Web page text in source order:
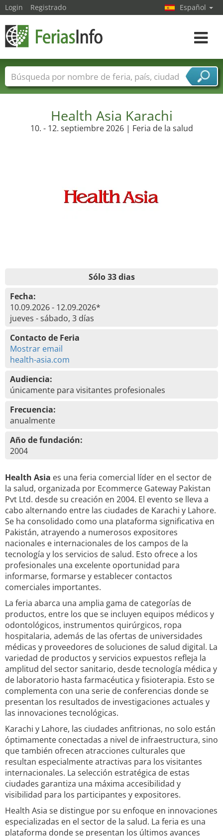
Health Asia Karachi
10. - 12. septiembre 2026 | Feria de la salud
Sólo 33 dias
Fecha:
10.09.2026 - 12.09.2026*
jueves - sábado, 3 días
Contacto de Feria
Mostrar email
health-asia.com
Audiencia:
únicamente para visitantes profesionales
Frecuencia:
anualmente
Año de fundación:
2004
Health Asia es una feria comercial líder en el sector de
la salud, organizada por Ecommerce Gateway Pakistan
Pvt Ltd. desde su creación en 2004. El evento se lleva a
cabo alternando entre las ciudades de Karachi y Lahore.
Se ha consolidado como una plataforma significativa en
Pakistán, atrayendo a numerosos expositores
nacionales e internacionales de los campos de la
tecnología y los servicios de salud. Esto ofrece a los
profesionales una excelente oportunidad para
informarse, formarse y establecer contactos
comerciales importantes.
La feria abarca una amplia gama de categorías de
productos, entre los que se incluyen equipos médicos y
odontológicos, instrumentos quirúrgicos, ropa
hospitalaria, además de las ofertas de universidades
médicas y proveedores de soluciones de salud digital. La
variedad de productos y servicios expuestos refleja la
amplitud del sector sanitario, desde tecnología médica y
de laboratorio hasta farmacéutica y fisioterapia. Esto se
complementa con una serie de conferencias donde se
presentan los resultados de investigaciones actuales y
las innovaciones tecnológicas.
Karachi y Lahore, las ciudades anfitrionas, no solo están
óptimamente conectadas a nivel de infraestructura, sino
que también ofrecen atracciones culturales que
resultan especialmente atractivas para los visitantes
internacionales. La selección estratégica de estas
ciudades garantiza una máxima accesibilidad y
visibilidad para los participantes y expositores.
Health Asia se distingue por su enfoque en innovaciones
especializadas en el sector de la salud. La feria es una
plataforma donde se presentan los últimos avances
Login Registrado Español
toggle
Nombres de ferias Países
Ciudades
Sectores de proveedor de servicios